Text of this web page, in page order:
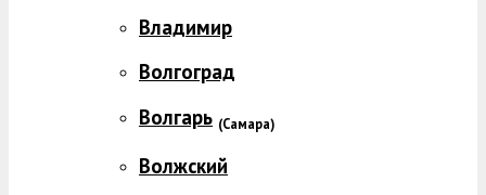
Владимир
Волгоград
Волгарь (Самара)
Волжский